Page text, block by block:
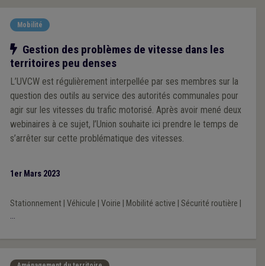
Mobilité
Notre action
Gestion des problèmes de vitesse dans les
territoires peu denses
L’UVCW est régulièrement interpellée par ses membres sur la
question des outils au service des autorités communales pour
agir sur les vitesses du trafic motorisé. Après avoir mené deux
webinaires à ce sujet, l’Union souhaite ici prendre le temps de
s’arrêter sur cette problématique des vitesses.
1er Mars 2023
Stationnement| Véhicule Voirie Mobilité active Sécurité routière
...